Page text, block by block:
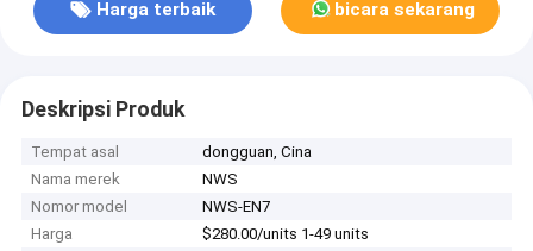
Harga terbaik bicara sekarang
Deskripsi Produk
Tempat asal
dongguan, Cina
Nama merek
NWS
Nomor model
NWS-EN7
Harga
$280.00/units 1-49 units